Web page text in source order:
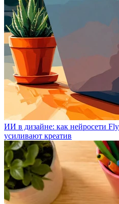
ИИ в дизайне: как нейросети
усиливают креатив